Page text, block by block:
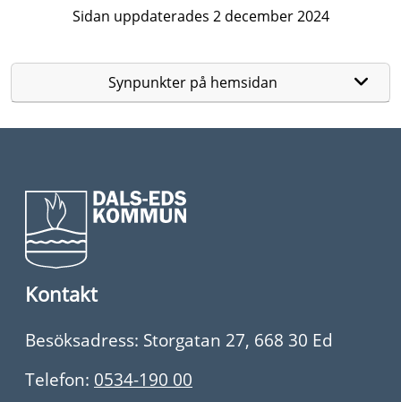
Sidan uppdaterades 2 december 2024
Synpunkter på hemsidan
Kontakt
Besöksadress: Storgatan 27, 668 30 Ed
Telefon: 0534-190 00